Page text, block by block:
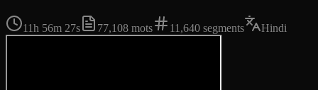
11h 56m 27s 77,108 mots 11,640 segments Hindi